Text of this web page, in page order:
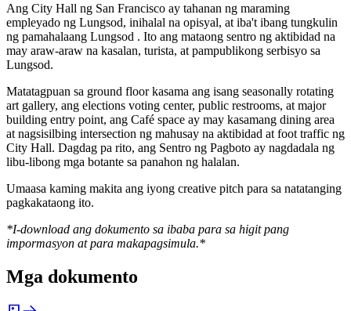
Ang City Hall ng San Francisco ay tahanan ng maraming
empleyado ng Lungsod, inihalal na opisyal, at iba't ibang tungkulin
ng pamahalaang Lungsod . Ito ang mataong sentro ng aktibidad na
may araw-araw na kasalan, turista, at pampublikong serbisyo sa
Lungsod.
Matatagpuan sa ground floor kasama ang isang seasonally rotating
art gallery, ang elections voting center, public restrooms, at major
building entry point, ang Café space ay may kasamang dining area
at nagsisilbing intersection ng mahusay na aktibidad at foot traffic ng
City Hall. Dagdag pa rito, ang Sentro ng Pagboto ay nagdadala ng
libu-libong mga botante sa panahon ng halalan.
Umaasa kaming makita ang iyong creative pitch para sa natatanging
pagkakataong ito.
*I-download ang dokumento sa ibaba para sa higit pang
impormasyon at para makapagsimula.*
Mga dokumento